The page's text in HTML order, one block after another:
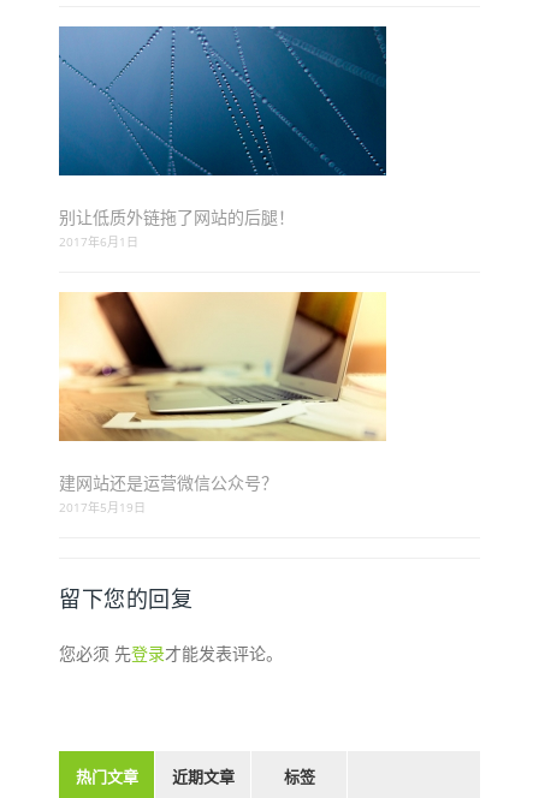
别让低质外链拖了网站的后腿！
2017年6月1日
建网站还是运营微信公众号？
2017年5月19日
留下您的回复
您必须 先登录才能发表评论。
热门文章 近期文章 标签